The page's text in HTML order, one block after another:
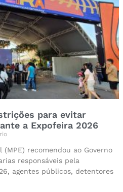
para evitar
a Expofeira 2026
recomendou ao Governo
responsáveis pela
agentes públicos, detentores